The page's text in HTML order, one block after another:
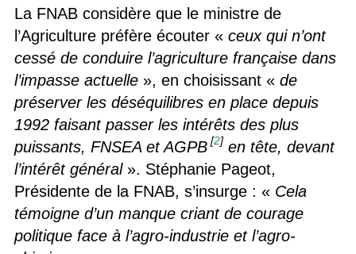
La FNAB considère que le ministre de
l’Agriculture préfère écouter « ceux qui n’ont
cessé de conduire l’agriculture française dans
l’impasse actuelle», en choisissant « de
préserver les déséquilibres en place depuis
1992 faisant passer les intérêts des plus
puissants, FNSEA et AGPB[2] en tête, devant
l’intérêt général». Stéphanie Pageot,
Présidente de la FNAB, s’insurge : « Cela
témoigne d’un manque criant de courage
politique face à l’agro-industrie et l’agro-